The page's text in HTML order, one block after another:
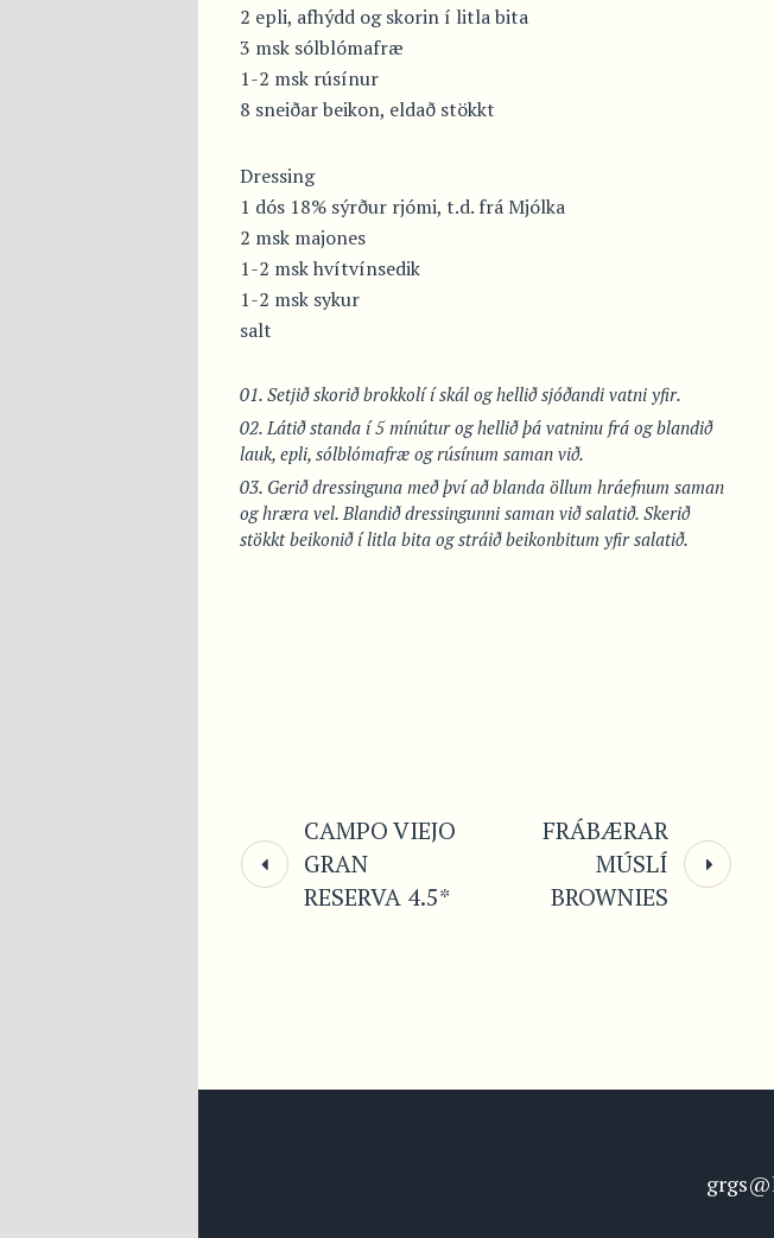
2 epli, afhýdd og skorin í litla bita
3 msk sólblómafræ
1-2 msk rúsínur
8 sneiðar beikon, eldað stökkt
Dressing
1 dós 18% sýrður rjómi, t.d. frá Mjólka
2 msk majones
1-2 msk hvítvínsedik
1-2 msk sykur
salt
Setjið skorið brokkolí í skál og hellið sjóðandi vatni yfir.
Látið standa í 5 mínútur og hellið þá vatninu frá og blandið
lauk, epli, sólblómafræ og rúsínum saman við.
Gerið dressinguna með því að blanda öllum hráefnum saman
og hræra vel. Blandið dressingunni saman við salatið. Skerið
stökkt beikonið í litla bita og stráið beikonbitum yfir salatið.
CAMPO VIEJO
GRAN
RESERVA 4.5*
FRÁBÆRAR
MÚSLÍ
BROWNIES